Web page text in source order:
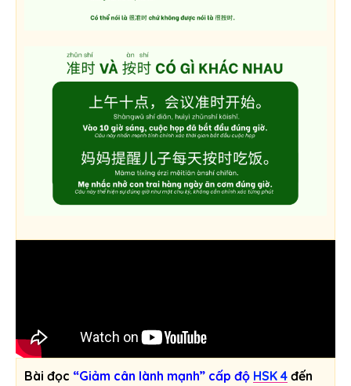
Bài đọc “Giảm cân lành mạnh” cấp độ HSK 4 đến